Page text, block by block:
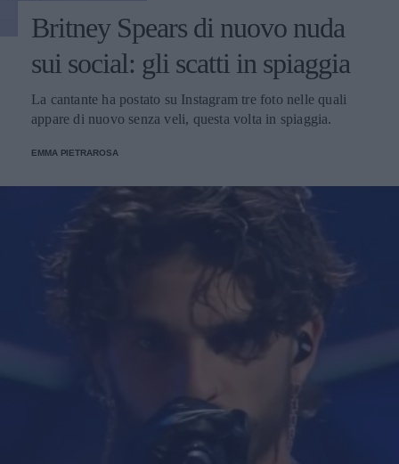
Britney Spears di nuovo nuda
sui social: gli scatti in spiaggia
La cantante ha postato su Instagram tre foto nelle quali
appare di nuovo senza veli, questa volta in spiaggia.
EMMA PIETRAROSA